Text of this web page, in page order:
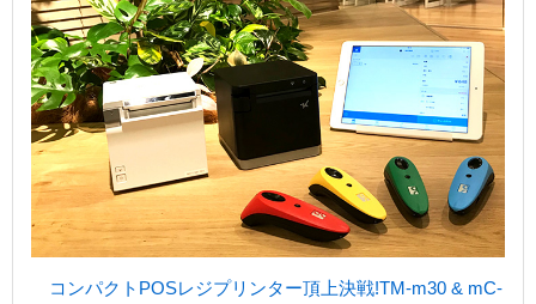
コンパクトPOSレジプリンター頂上決戦!TM-m30 & mC-